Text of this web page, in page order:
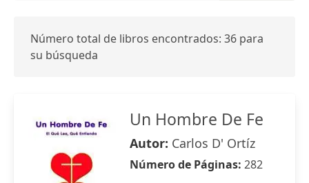
Número total de libros encontrados: 36 para
su búsqueda
Un Hombre De Fe
Autor: Carlos D' Ortíz
Número de Páginas: 282